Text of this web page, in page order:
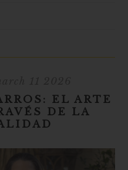
EL ARTE
DE LA